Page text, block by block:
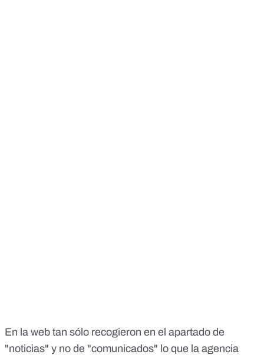
En la web tan sólo recogieron en el apartado de
"noticias" y no de "comunicados" lo que la agencia